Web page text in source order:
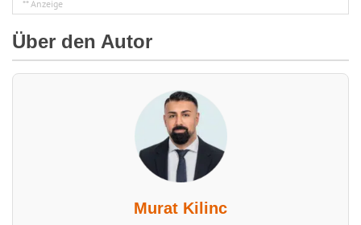
Über den Autor
Murat Kilinc